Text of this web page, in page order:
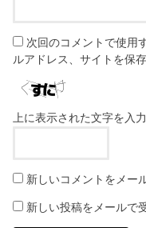
次回のコメントで使用
ルアドレス、サイトを保存
上に表示された文字を入
新しいコメントをメー
新しい投稿をメールで